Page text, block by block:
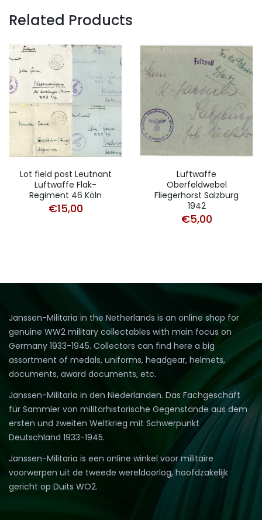
Related Products
Lot field post Leutnant
Luftwaffe Flak-
Regiment 46 Köln
€15,00
Luftwaffe
Oberfeldwebel
Fliegerhorst Salzburg
1942
€5,00
Janssen-Militaria in the Netherlands is an online shop for
genuine WW2 military collectables with main focus on
Germany 1933-1945. Collectors can find here a big
assortment of medals, uniforms, headgear, helmets,
documents, award documents, etc.
Janssen-Militaria in den Niederlanden. Das Fachgeschäft
für Sammler von militärhistorische Gegenstände aus dem
ersten und zweiten Weltkrieg mit Schwerpunkt
Deutschland 1933-1945.
Janssen-Militaria is een online winkel voor militaire
voorwerpen uit de tweede wereldoorlog, hoofdzakelijk
gericht op Duits WO2.